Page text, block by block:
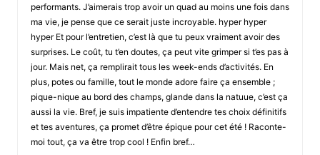
performants. J’aimerais trop avoir un quad au moins une fois dans
ma vie, je pense que ce serait juste incroyable. hyper hyper
hyper Et pour l’entretien, c’est là que tu peux vraiment avoir des
surprises. Le coût, tu t’en doutes, ça peut vite grimper si t’es pas à
jour. Mais net, ça remplirait tous les week-ends d’activités. En
plus, potes ou famille, tout le monde adore faire ça ensemble ;
pique-nique au bord des champs, glande dans la natuue, c’est ça
aussi la vie. Bref, je suis impatiente d’entendre tes choix définitifs
et tes aventures, ça promet d’être épique pour cet été ! Raconte-
moi tout, ça va être trop cool ! Enfin bref…